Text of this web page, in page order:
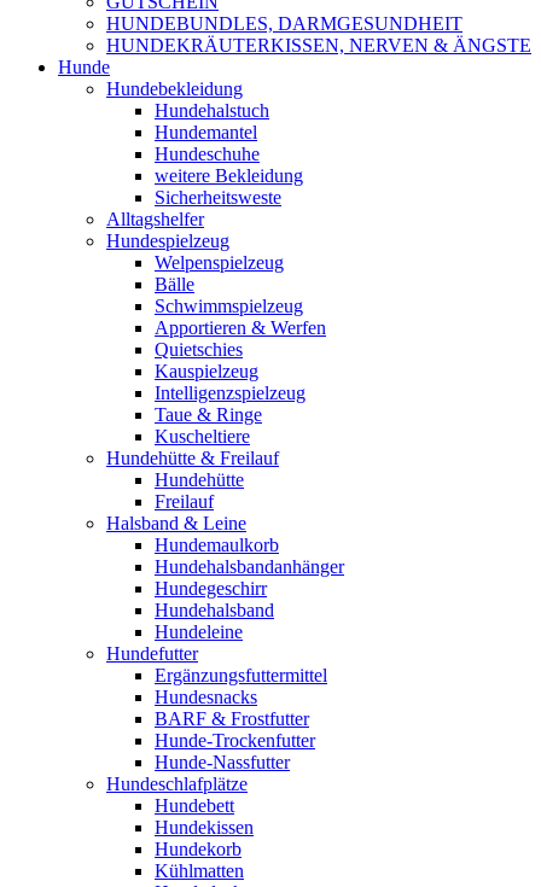
HUNDEBUNDLES, DARMGESUNDHEIT
HUNDEKRÄUTERKISSEN, NERVEN & ÄNGSTE
Hunde
Hundebekleidung
Hundehalstuch
Hundemantel
Hundeschuhe
weitere Bekleidung
Sicherheitsweste
Alltagshelfer
Hundespielzeug
Welpenspielzeug
Bälle
Schwimmspielzeug
Apportieren & Werfen
Quietschies
Kauspielzeug
Intelligenzspielzeug
Taue & Ringe
Kuscheltiere
Hundehütte & Freilauf
Hundehütte
Freilauf
Halsband & Leine
Hundemaulkorb
Hundehalsbandanhänger
Hundegeschirr
Hundehalsband
Hundeleine
Hundefutter
Ergänzungsfuttermittel
Hundesnacks
BARF & Frostfutter
Hunde-Trockenfutter
Hunde-Nassfutter
Hundeschlafplätze
Hundebett
Hundekissen
Hundekorb
Kühlmatten